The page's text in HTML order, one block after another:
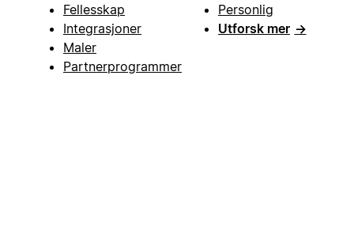
Fellesskap
Integrasjoner
Maler
Partnerprogrammer
Personlig
Utforsk mer →